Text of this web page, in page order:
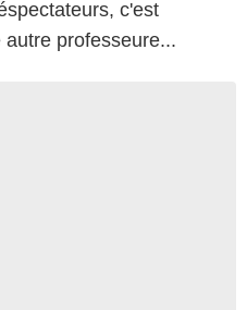
c'est
professeure...